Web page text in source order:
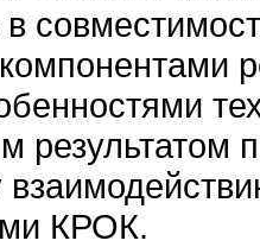
результатом
КРОК.